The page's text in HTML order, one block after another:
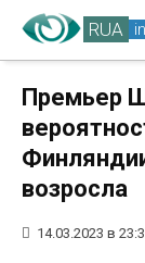
RUA
Премьер
возросла
14.03.2023 в